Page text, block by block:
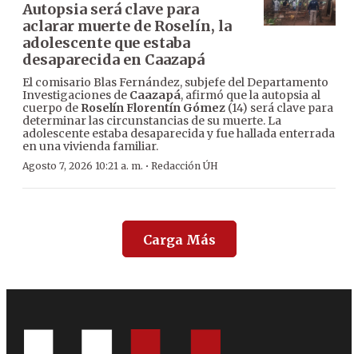
Autopsia será clave para
aclarar muerte de Roselín, la
adolescente que estaba
desaparecida en Caazapá
El comisario Blas Fernández, subjefe del Departamento
Investigaciones de Caazapá, afirmó que la autopsia al
cuerpo de Roselín Florentín Gómez (14) será clave para
determinar las circunstancias de su muerte. La
adolescente estaba desaparecida y fue hallada enterrada
en una vivienda familiar.
Agosto 7, 2026 10:21 a. m. · Redacción ÚH
Carga Más